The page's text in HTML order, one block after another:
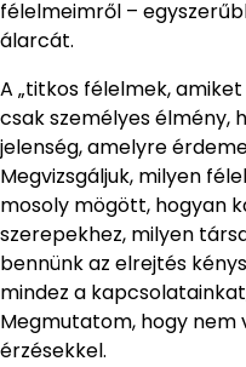
félelmeimről –
álarcát.
A „titkos félelmek,
csak személyes élmény,
jelenség, amelyre
Megvizsgáljuk, milyen
mosoly mögött, hogyan
szerepekhez, milyen
bennünk az elrejtés
mindez a
Megmutatom, hogy nem
érzésekkel.